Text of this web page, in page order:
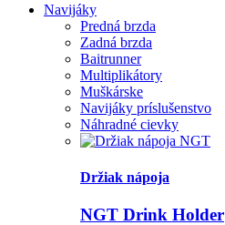
Navijáky
Predná brzda
Zadná brzda
Baitrunner
Multiplikátory
Muškárske
Navijáky príslušenstvo
Náhradné cievky
Držiak nápoja
NGT Drink Holder